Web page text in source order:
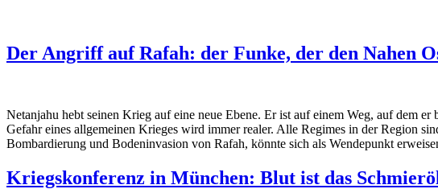
Der Angriff auf Rafah: der Funke, der den Nahen
Netanjahu hebt seinen Krieg auf eine neue Ebene. Er ist auf einem Weg, auf dem
Gefahr eines allgemeinen Krieges wird immer realer. Alle Regimes in der Region
Bombardierung und Bodeninvasion von Rafah, könnte sich als Wendepunkt
Kriegskonferenz in München: Blut ist das